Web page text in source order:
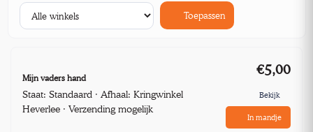
Toepassen
Mijn vaders hand
Staat: Standaard · Afhaal: Kringwinkel
Heverlee · Verzending mogelijk
€5,00
Bekijk
In mandje